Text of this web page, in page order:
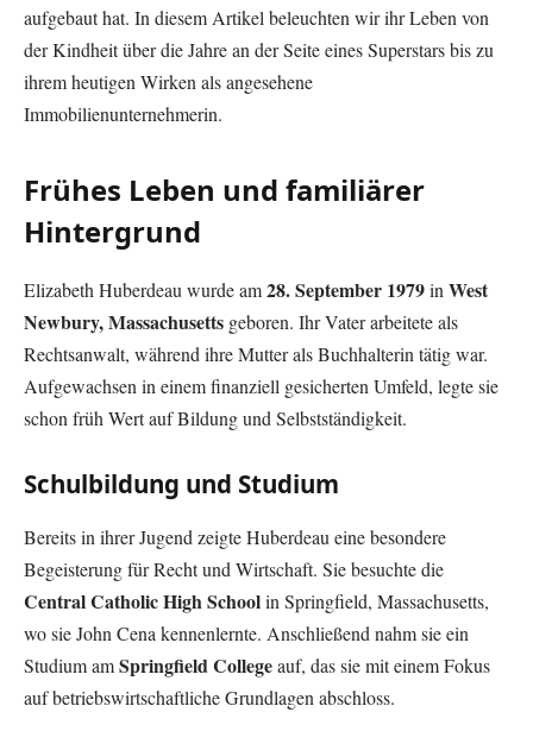
aufgebaut hat. In diesem Artikel beleuchten wir ihr Leben von
der Kindheit über die Jahre an der Seite eines Superstars bis zu
ihrem heutigen Wirken als angesehene
Immobilienunternehmerin.
Frühes Leben und familiärer
Hintergrund
Elizabeth Huberdeau wurde am28. September 1979in West
Newbury, Massachusetts geboren. Ihr Vater arbeitete als
Rechtsanwalt, während ihre Mutter als Buchhalterin tätig war.
Aufgewachsen in einem finanziell gesicherten Umfeld, legte sie
schon früh Wert auf Bildung und Selbstständigkeit.
Schulbildung und Studium
Bereits in ihrer Jugend zeigte Huberdeau eine besondere
Begeisterung für Recht und Wirtschaft. Sie besuchte die
Central Catholic High Schoolin Springfield, Massachusetts,
wo sie John Cena kennenlernte. Anschließend nahm sie ein
Studium amSpringfield Collegeauf, das sie mit einem Fokus
auf betriebswirtschaftliche Grundlagen abschloss.